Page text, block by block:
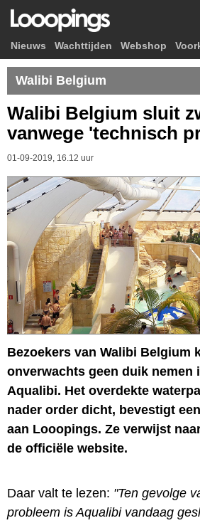
Nieuws Wachttijden Webshop
Walibi Belgium
Walibi Belgium sluit
vanwege 'technisch
01-09-2019, 16.12 uur
Bezoekers van Walibi Belgium
onverwachts geen duik nemen
Aqualibi. Het overdekte
nader order dicht, bevestigt
aan Looopings. Ze verwijst
de officiële website.
Daar valt te lezen: "Ten gevolge
probleem is Aqualibi vandaag